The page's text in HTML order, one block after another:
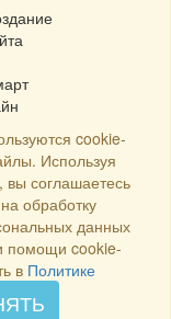
cookie-
Используя
вы соглашаетесь
на обработку
данных
помощи cookie-
в Политике